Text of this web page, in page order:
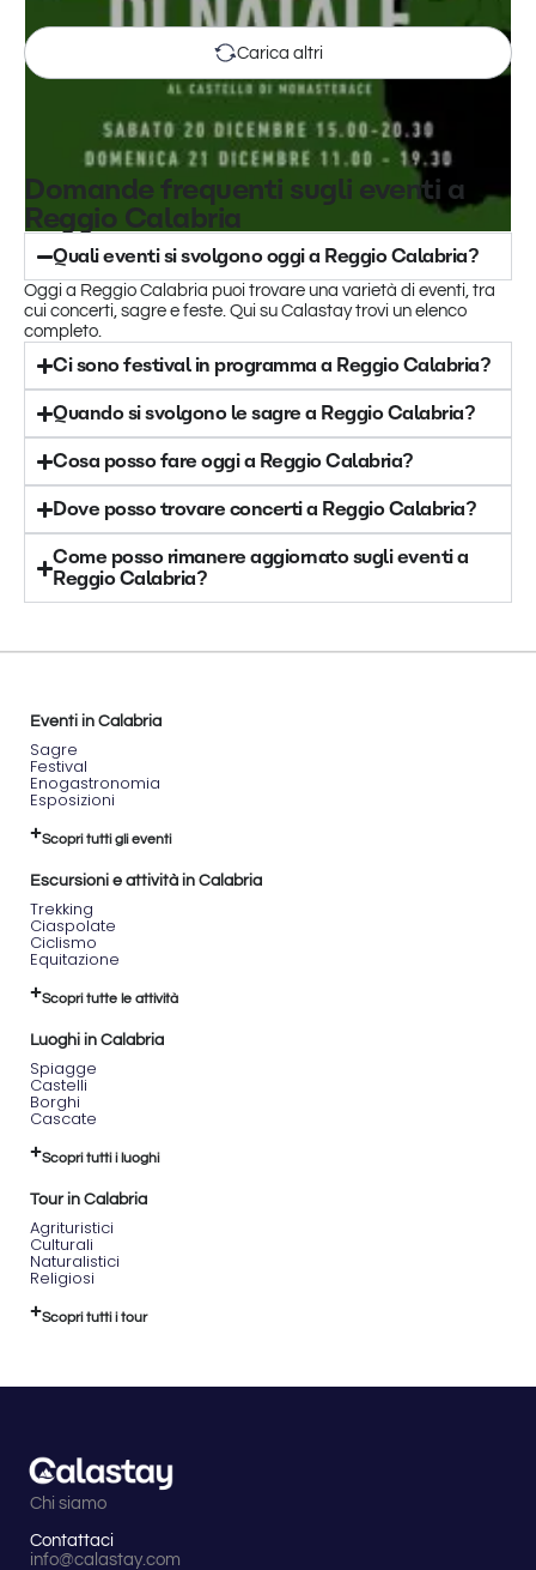
Carica altri
Domande frequenti sugli eventi a
Reggio Calabria
Quali eventi si svolgono oggi a Reggio Calabria?
Oggi a Reggio Calabria puoi trovare una varietà di eventi, tra
cui concerti, sagre e feste. Qui su Calastay trovi un elenco
completo.
Ci sono festival in programma a Reggio Calabria?
Quando si svolgono le sagre a Reggio Calabria?
Cosa posso fare oggi a Reggio Calabria?
Dove posso trovare concerti a Reggio Calabria?
Come posso rimanere aggiornato sugli eventi a
Reggio Calabria?
Eventi in Calabria
Sagre
Festival
Enogastronomia
Esposizioni
Scopri tutti gli eventi
Escursioni e attività in Calabria
Trekking
Ciaspolate
Ciclismo
Equitazione
Scopri tutte le attività
Luoghi in Calabria
Spiagge
Castelli
Borghi
Cascate
Scopri tutti i luoghi
Tour in Calabria
Agrituristici
Culturali
Naturalistici
Religiosi
Scopri tutti i tour
Chi siamo
Contattaci
info@calastay.com